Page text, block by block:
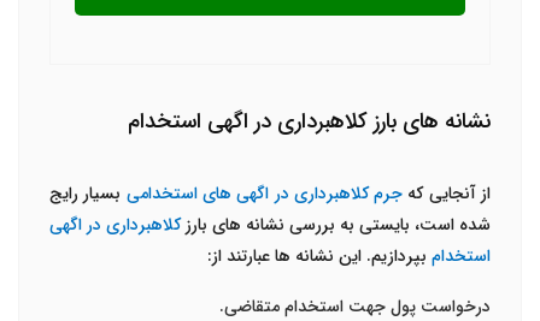
نشانه های بارز کلاهبرداری در اگهی استخدام
از آنجایی که جرم کلاهبرداری در اگهی های استخدامی بسیار رایج
شده است، بایستی به بررسی نشانه های بارزکلاهبرداری در اگهی
استخدام بپردازیم. این نشانه ها عبارتند از:
درخواست پول جهت استخدام متقاضی.